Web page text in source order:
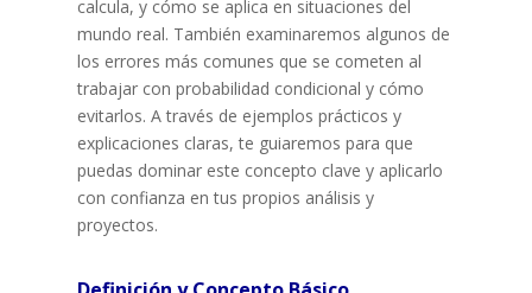
calcula, y cómo se aplica en situaciones del
mundo real. También examinaremos algunos de
los errores más comunes que se cometen al
trabajar con probabilidad condicional y cómo
evitarlos. A través de ejemplos prácticos y
explicaciones claras, te guiaremos para que
puedas dominar este concepto clave y aplicarlo
con confianza en tus propios análisis y
proyectos.